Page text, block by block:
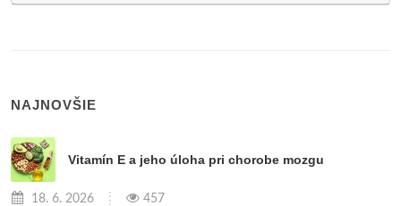
NAJNOVŠIE
Vitamín E a jeho úloha pri chorobe mozgu
18. 6. 2026 457